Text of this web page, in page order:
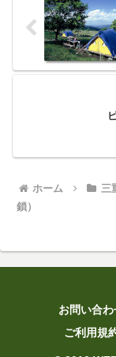
ホーム 三
鎖）
お問い合わ
ご利用規